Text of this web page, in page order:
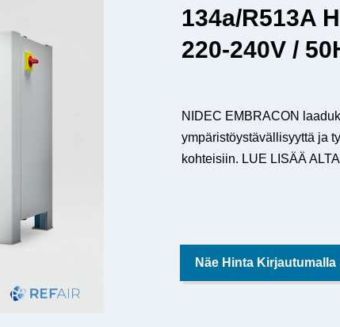
134a/R513A
220-240V /
NIDEC EMBRACON
ympäristöystävällisyyttä ja
kohteisiin. LUE LISÄÄ
Näe Hinta Kirjautumalla